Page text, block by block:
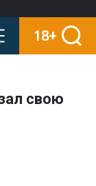
18+
свою